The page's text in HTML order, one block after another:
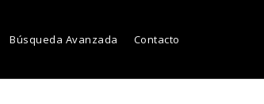
Búsqueda Avanzada Contacto